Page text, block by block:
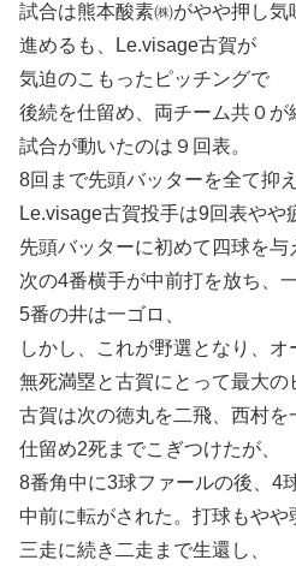
試合は熊本酸素㈱がやや押し気
進めるも、Le.visage古賀が
気迫のこもったピッチングで
後続を仕留め、両チーム共０が
試合が動いたのは９回表。
8回まで先頭バッターを全て抑
Le.visage古賀投手は9回表やや
先頭バッターに初めて四球を与
次の4番横手が中前打を放ち、
5番の井は一ゴロ、
しかし、これが野選となり、オ
無死満塁と古賀にとって最大の
古賀は次の徳丸を二飛、西村を
仕留め2死までこぎつけたが、
8番角中に3球ファールの後、4
中前に転がされた。打球もやや
三走に続き二走まで生還し、